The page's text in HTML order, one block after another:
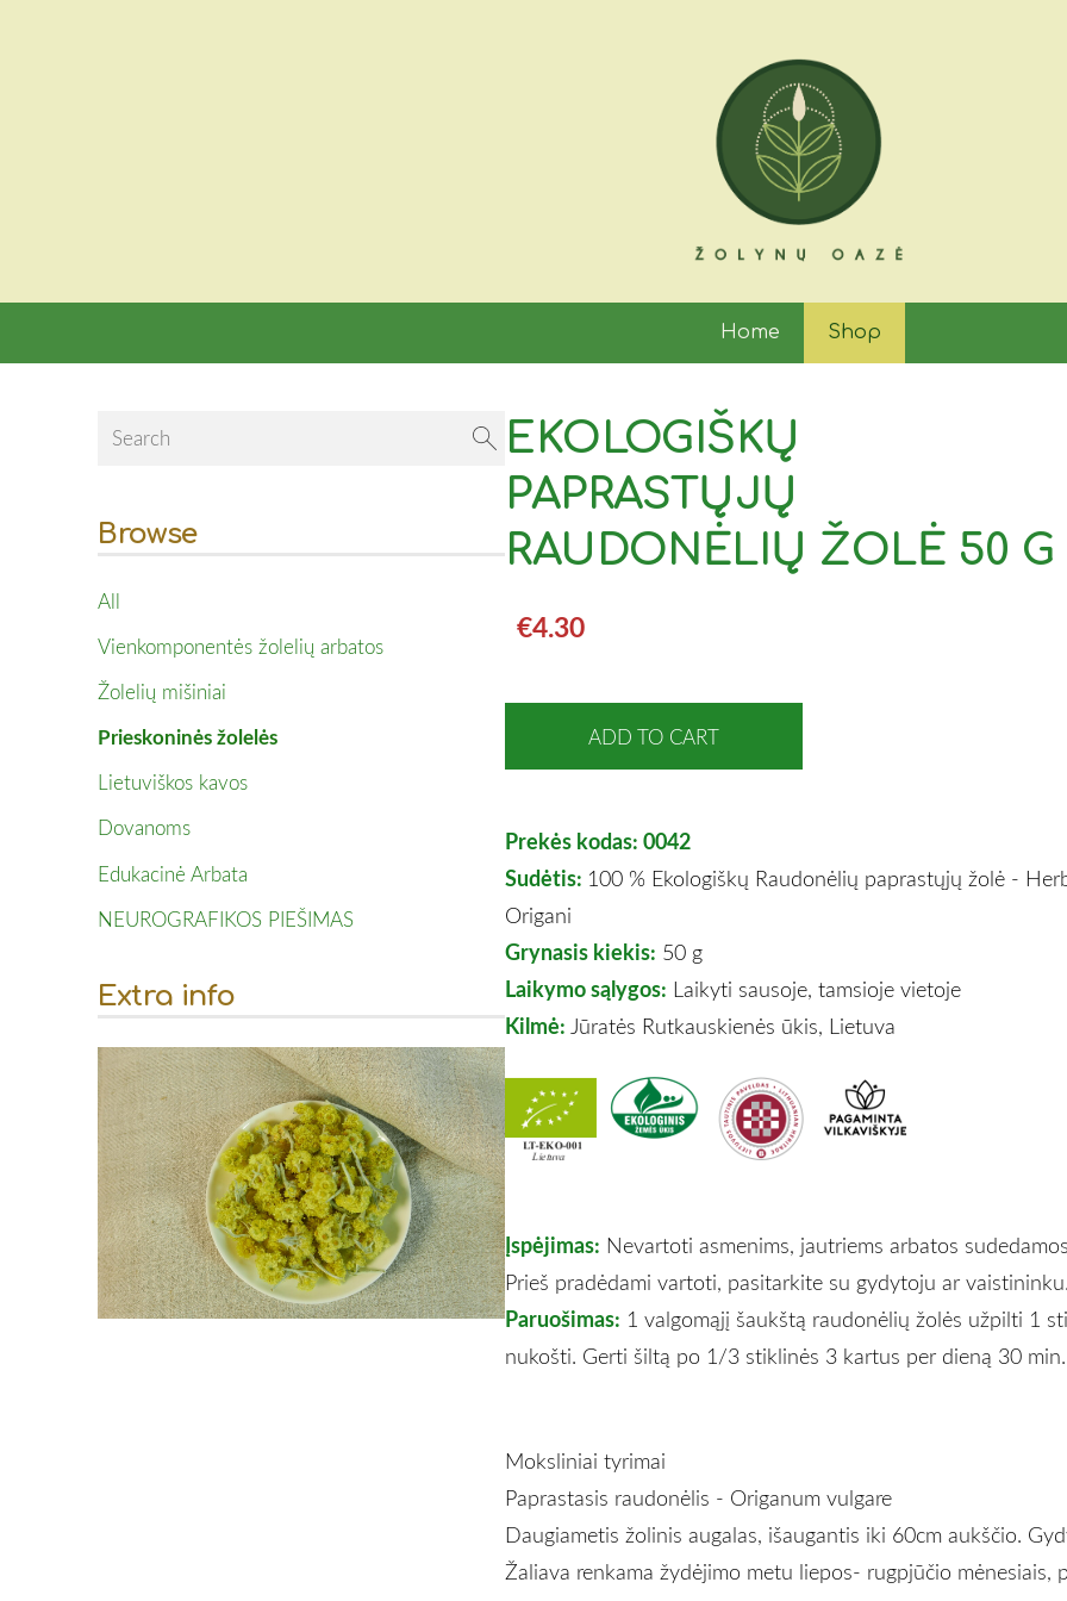
Home Shop
Browse
All
Vienkomponentės žolelių arbatos
Žolelių mišiniai
Prieskoninės žolelės
Lietuviškos kavos
Dovanoms
Edukacinė Arbata
NEUROGRAFIKOS PIEŠIMAS
Extra info
EKOLOGIŠKŲ
PAPRASTŲJŲ
RAUDONĖLIŲ ŽOLĖ 50 G
€4.30
ADD TO CART
Prekės kodas: 0042
Sudėtis: 100 % Ekologiškų Raudonėlių paprastųjų žolė -
Origani
Grynasis kiekis: 50 g
Laikymo sąlygos: Laikyti sausoje, tamsioje vietoje
Kilmė:Jūratės Rutkauskienės ūkis, Lietuva
Įspėjimas: Nevartoti asmenims, jautriems arbatos
Prieš pradėdami vartoti, pasitarkite su gydytoju ar
Paruošimas: 1 valgomąjį šaukštą raudonėlių žolės užpilti 1
nukošti. Gerti šiltą po 1/3 stiklinės 3 kartus per dieną 30
Moksliniai tyrimai
Paprastasis raudonėlis - Origanum vulgare
Daugiametis žolinis augalas, išaugantis iki 60cm aukščio.
Žaliava renkama žydėjimo metu liepos- rugpjūčio mėnesiais,